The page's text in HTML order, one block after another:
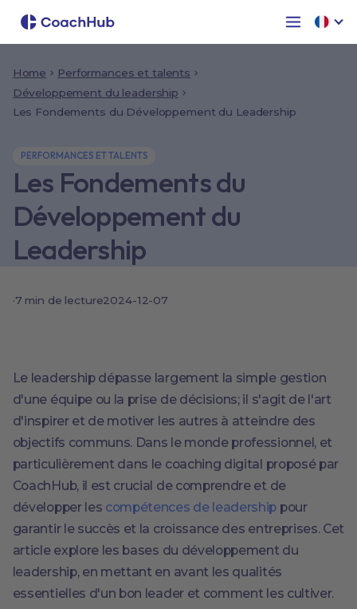
Home
Performances et talents
Développement du leadership
Les Fondements du Développement du Leadership
PERFORMANCES ET TALENTS
Les Fondements du
Développement du
Leadership
·7 min de lecture2024-12-07
Le leadership dépasse largement la simple gestion
d'une équipe ou la prise de décisions; il s'agit de l'art
d'inspirer et de motiver les autres à atteindre des
objectifs communs. Dans le monde professionnel, et
particulièrement dans le coaching digital proposé par
CoachHub, il est crucial de comprendre et de
développer les compétences de leadership pour
garantir le succès et la croissance des entreprises. Cet
article explore les bases du développement du
leadership, en mettant en avant les qualités
essentielles d'un bon leader et comment les cultiver.